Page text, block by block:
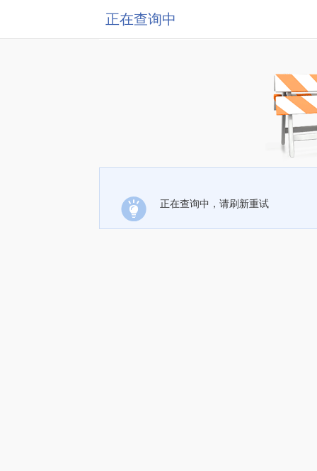
正在查询中
正在查询中，请刷新重试